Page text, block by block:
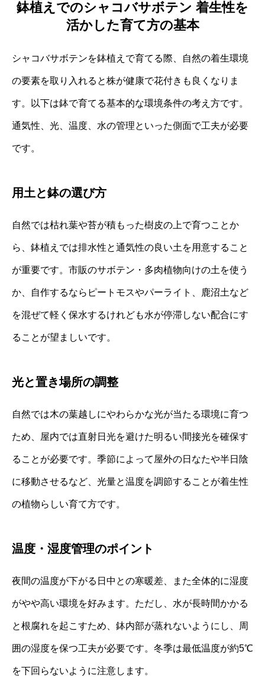
鉢植えでのシャコバサボテン 着生性を
活かした育て方の基本
シャコバサボテンを鉢植えで育てる際、自然の着生環境
の要素を取り入れると株が健康で花付きも良くなりま
す。以下は鉢で育てる基本的な環境条件の考え方です。
通気性、光、温度、水の管理といった側面で工夫が必要
です。
用土と鉢の選び方
自然では枯れ葉や苔が積もった樹皮の上で育つことか
ら、鉢植えでは排水性と通気性の良い土を用意すること
が重要です。市販のサボテン・多肉植物向けの土を使う
か、自作するならピートモスやパーライト、鹿沼土など
を混ぜて軽く保水するけれども水が停滞しない配合にす
ることが望ましいです。
光と置き場所の調整
自然では木の葉越しにやわらかな光が当たる環境に育つ
ため、屋内では直射日光を避けた明るい間接光を確保す
ることが必要です。季節によって屋外の日なたや半日陰
に移動させるなど、光量と温度を調節することが着生性
の植物らしい育て方です。
温度・湿度管理のポイント
夜間の温度が下がる日中との寒暖差、また全体的に湿度
がやや高い環境を好みます。ただし、水が長時間かかる
と根腐れを起こすため、鉢内部が蒸れないようにし、周
囲の湿度を保つ工夫が必要です。冬季は最低温度が約5℃
を下回らないように注意します。